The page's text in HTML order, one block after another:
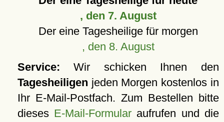
, den 7. August
Der eine Tagesheilige für morgen
, den 8. August
Service: Wir schicken Ihnen den
Tagesheiligen jeden Morgen kostenlos in
Ihr E-Mail-Postfach. Zum Bestellen bitte
dieses E-Mail-Formular aufrufen und die